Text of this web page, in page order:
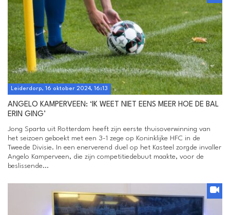
Leiderdorp, 16 oktober 2024, 16:13
ANGELO KAMPERVEEN: ‘IK WEET NIET EENS MEER HOE DE BAL
ERIN GING’
Jong Sparta uit Rotterdam heeft zijn eerste thuisoverwinning van
het seizoen geboekt met een 3-1 zege op Koninklijke HFC in de
Tweede Divisie. In een enerverend duel op het Kasteel zorgde invaller
Angelo Kamperveen, die zijn competitiedebuut maakte, voor de
beslissende...